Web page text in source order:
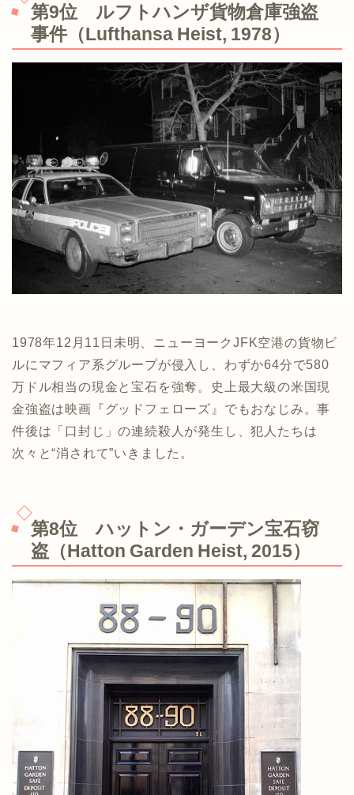
第9位 ルフトハンザ貨物倉庫強盗
事件（Lufthansa Heist, 1978）
1978年12月11日未明、ニューヨークJFK空港の貨物ビ
ルにマフィア系グループが侵入し、わずか64分で580
万ドル相当の現金と宝石を強奪。史上最大級の米国現
金強盗は映画『グッドフェローズ』でもおなじみ。事
件後は「口封じ」の連続殺人が発生し、犯人たちは
次々と“消されて”いきました。
第8位 ハットン・ガーデン宝石窃
盗（Hatton Garden Heist, 2015）